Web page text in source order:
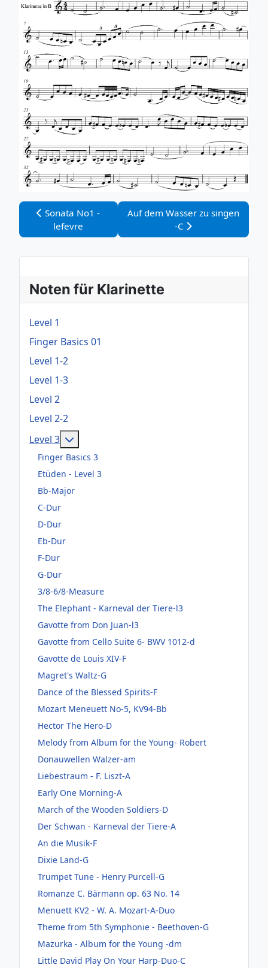
Vorheriger Beitrag: Sonata No1 -lefevre
Sonata No1 -
lefevre
Nächster Beitrag: Auf dem
Auf dem Wasser zu singen
-C
Noten für Klarinette
Level 1
Finger Basics 01
Level 1-2
Level 1-3
Level 2
Level 2-2
Level 3
Finger Basics 3
Etüden - Level 3
Bb-Major
C-Dur
D-Dur
Eb-Dur
F-Dur
G-Dur
3/8-6/8-Measure
The Elephant - Karneval der Tiere-l3
Gavotte from Don Juan-l3
Gavotte from Cello Suite 6- BWV 1012-d
Gavotte de Louis XIV-F
Magret's Waltz-G
Dance of the Blessed Spirits-F
Mozart Meneuett No-5, KV94-Bb
Hector The Hero-D
Melody from Album for the Young- Robert
Donauwellen Walzer-am
Liebestraum - F. Liszt-A
Early One Morning-A
March of the Wooden Soldiers-D
Der Schwan - Karneval der Tiere-A
An die Musik-F
Dixie Land-G
Trumpet Tune - Henry Purcell-G
Romanze C. Bärmann op. 63 No. 14
Menuett KV2 - W. A. Mozart-A-Duo
Theme from 5th Symphonie - Beethoven-G
Mazurka - Album for the Young -dm
Little David Play On Your Harp-Duo-C